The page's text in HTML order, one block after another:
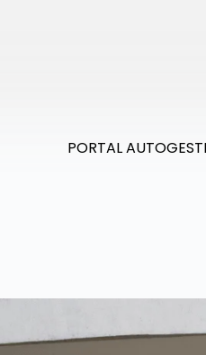
PORTAL